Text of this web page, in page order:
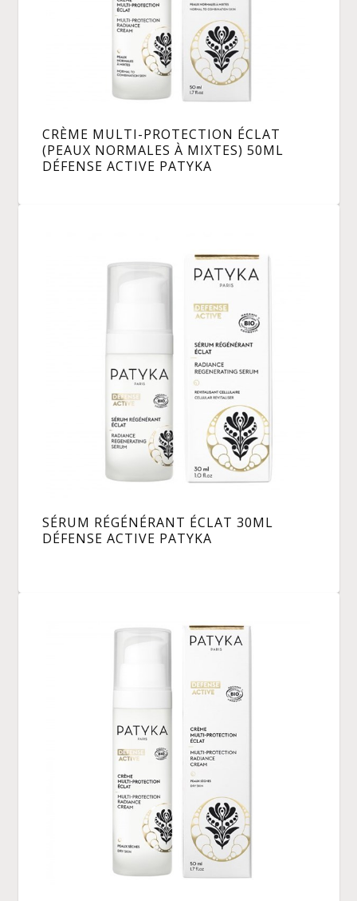
CRÈME MULTI-PROTECTION ÉCLAT
(PEAUX NORMALES À MIXTES) 50ML
DÉFENSE ACTIVE PATYKA
SÉRUM RÉGÉNÉRANT ÉCLAT 30ML
DÉFENSE ACTIVE PATYKA